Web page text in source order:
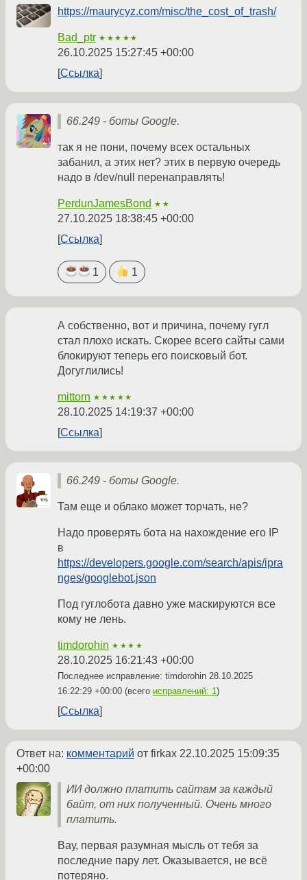
https://maurycyz.com/misc/the_cost_of_trash/
Bad_ptr ★★★★★
26.10.2025 15:27:45 +00:00
Ссылка
66.249 - боты Google.
так я не пони, почему всех остальных
забанил, а этих нет? этих в первую очередь
надо в /dev/null перенаправлять!
PerdunJamesBond ★★
27.10.2025 18:38:45 +00:00
Ссылка
1 1
А собственно, вот и причина, почему гугл
стал плохо искать. Скорее всего сайты сами
блокируют теперь его поисковый бот.
Догуглились!
mittorn ★★★★★
28.10.2025 14:19:37 +00:00
Ссылка
66.249 - боты Google.
Там еще и облако может торчать, не?
Надо проверять бота на нахождение его IP
в
https://developers.google.com/search/apis/ipra
nges/googlebot.json
Под гуглобота давно уже маскируются все
кому не лень.
timdorohin ★★★★
28.10.2025 16:21:43 +00:00
Последнее исправление: timdorohin 28.10.2025
16:22:29 +00:00 (всего исправлений: 1)
Ссылка
Ответ на: комментарий от firkax 22.10.2025 15:09:35
+00:00
ИИ должно платить сайтам за каждый
байт, от них полученный. Очень много
платить.
Вау, первая разумная мысль от тебя за
последние пару лет. Оказывается, не всё
потеряно.